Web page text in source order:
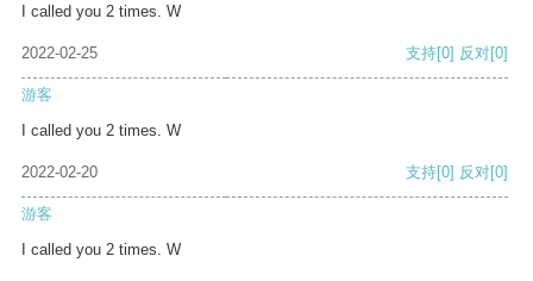
I called you 2 times. W
2022-02-25 支持[0] 反对[0]
游客
I called you 2 times. W
2022-02-20 支持[0] 反对[0]
游客
I called you 2 times. W